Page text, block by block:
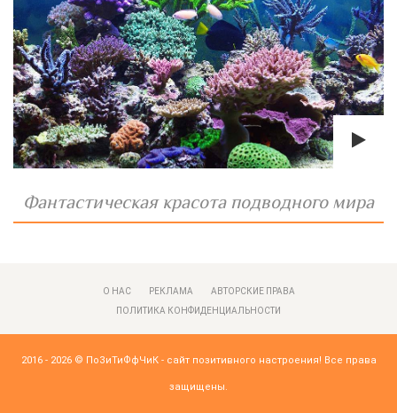
Фантастическая красота подводного мира
О НАС РЕКЛАМА
АВТОРСКИЕ ПРАВА
ПОЛИТИКА КОНФИДЕНЦИАЛЬНОСТИ
2016 - 2026 © ПоЗиТиФфЧиК - сайт позитивного настроения! Все права
защищены.